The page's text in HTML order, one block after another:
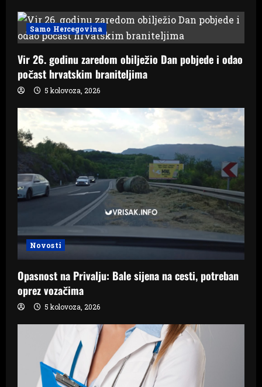
Samo Hercegovina
Vir 26. godinu zaredom obilježio Dan pobjede i odao
počast hrvatskim braniteljima
5 kolovoza, 2026
Novosti
Opasnost na Privalju: Bale sijena na cesti, potreban
oprez vozačima
5 kolovoza, 2026